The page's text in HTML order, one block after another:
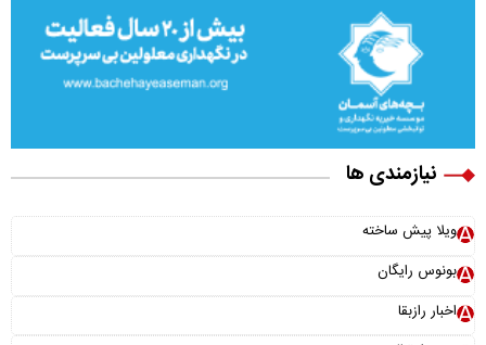
نیازمندی ها
ویلا پیش ساخته
بونوس رایگان
اخبار رازبقا